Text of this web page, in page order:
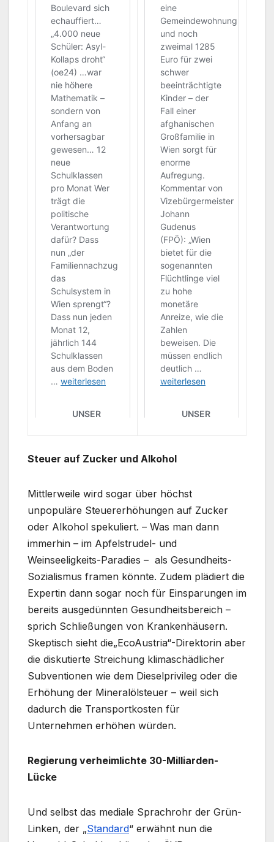
Steuer auf Zucker und Alkohol
Mittlerweile wird sogar über höchst
unpopuläre Steuererhöhungen auf Zucker
oder Alkohol spekuliert. – Was man dann
immerhin – im Apfelstrudel- und
Weinseeligkeits-Paradies – als Gesundheits-
Sozialismus framen könnte. Zudem plädiert die
Expertin dann sogar noch für Einsparungen im
bereits ausgedünnten Gesundheitsbereich –
sprich Schließungen von Krankenhäusern.
Skeptisch sieht die„EcoAustria“-Direktorin aber
die diskutierte Streichung klimaschädlicher
Subventionen wie dem Dieselprivileg oder die
Erhöhung der Mineralölsteuer – weil sich
dadurch die Transportkosten für
Unternehmen erhöhen würden.
Regierung verheimlichte 30-Milliarden-
Lücke
Und selbst das mediale Sprachrohr der Grün-
Linken, der „Standard“ erwähnt nun die